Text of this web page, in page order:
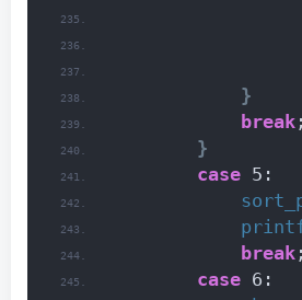
}
break ;
}
case 5:
break ;
case 6: